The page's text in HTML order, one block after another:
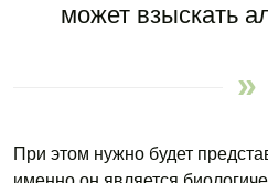
может взыскать
При этом нужно будет